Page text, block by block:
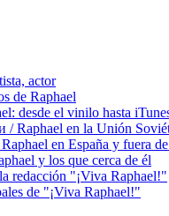
actor
de Raphael
desde el vinilo hasta
Raphael en la Unión
en España y fuera de
y los que cerca de él
redacción "¡Viva Raphael!"
de "¡Viva Raphael!"